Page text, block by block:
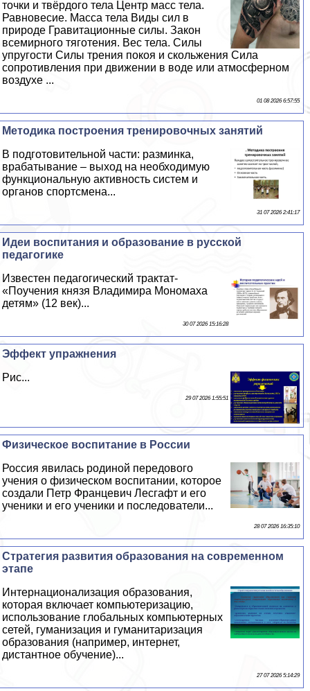
точки и твёрдого тела Центр масс тела.
Равновесие. Масса тела Виды сил в
природе Гравитационные силы. Закон
всемирного тяготения. Вес тела. Силы
упругости Силы трения покоя и скольжения Сила
сопротивления при движении в воде или атмосферном
воздухе ...
01 08 2026 6:57:55
Методика построения тренировочных занятий
В подготовительной части: разминка,
вpaбатывание – выход на необходимую
функциональную активность систем и
органов спортсмена...
31 07 2026 2:41:17
Идеи воспитания и образование в русской
педагогике
Известен педагогический тpaктат-
«Поучения князя Владимира Мономаха
детям» (12 век)...
30 07 2026 15:16:28
Эффект упражнения
Рис...
29 07 2026 1:55:51
Физическое воспитание в России
Россия явилась родиной передового
учения о физическом воспитании, которое
создали Петр Францевич Лесгафт и его
ученики и его ученики и последователи...
28 07 2026 16:35:10
Стратегия развития образования на современном
этапе
Интернационализация образования,
которая включает компьютеризацию,
использование глобальных компьютерных
сетей, гуманизация и гуманитаризация
образования (например, интернет,
дистантное обучение)...
27 07 2026 5:14:29